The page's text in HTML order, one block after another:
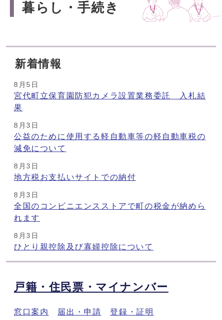
暮らし・手続き
新着情報
8月5日
宮代町立保育園防犯カメラ設置業務委託 入札結
果
8月3日
公益のために使用する軽自動車等の軽自動車税の
減免について
8月3日
地方税お支払いサイトでの納付
8月3日
全国のコンビニエンスストアで町の税金が納めら
れます
8月3日
ひとり親控除及び寡婦控除について
戸籍・住民票・マイナンバー
窓口案内 届出・申請 登録・証明